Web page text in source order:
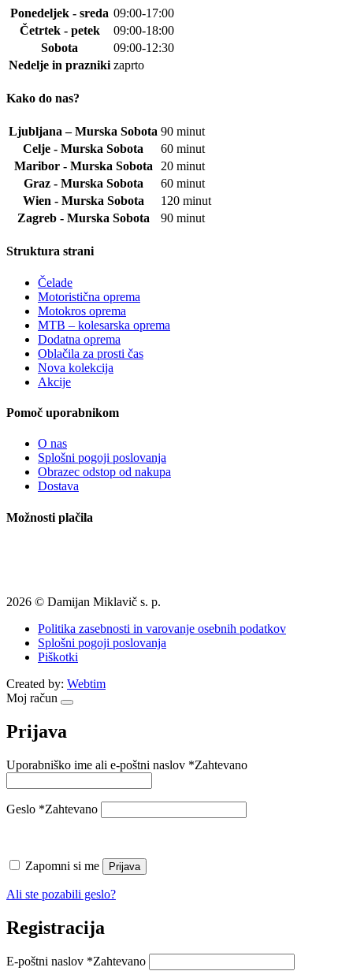
Ponedeljek - sreda 09:00-17:00
Četrtek - petek
09:00-18:00
Sobota
09:00-12:30
Nedelje in prazniki zaprto
Kako do nas?
Ljubljana – Murska Sobota 90 minut
Celje - Murska Sobota
60 minut
Maribor - Murska Sobota
20 minut
Graz - Murska Sobota
60 minut
Wien - Murska Sobota
120 minut
Zagreb - Murska Sobota
90 minut
Struktura strani
Čelade
Motoristična oprema
Motokros oprema
MTB – kolesarska oprema
Dodatna oprema
Oblačila za prosti čas
Nova kolekcija
Akcije
Pomoč uporabnikom
O nas
Splošni pogoji poslovanja
Obrazec odstop od nakupa
Dostava
Možnosti plačila
2026 © Damijan Miklavič s. p.
Politika zasebnosti in varovanje osebnih podatkov
Splošni pogoji poslovanja
Piškotki
Created by: Webtim
Moj račun
Prijava
Uporabniško ime ali e-poštni naslov *Zahtevano
Geslo *Zahtevano
Zapomni si me Prijava
Ali ste pozabili geslo?
Registracija
E-poštni naslov *Zahtevano